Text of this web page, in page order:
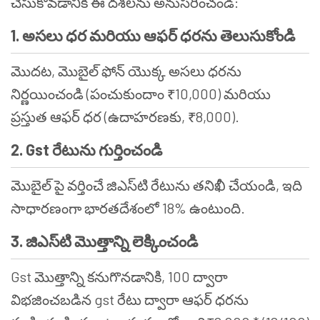
1. అసలు ధర మరియు ఆఫర్ ధరను తెలుసుకోండి
మొదట, మొబైల్ ఫోన్ యొక్క అసలు ధరను
నిర్ణయించండి (పంచుకుందాం ₹10,000) మరియు
ప్రస్తుత ఆఫర్ ధర (ఉదాహరణకు, ₹8,000).
2. Gst రేటును గుర్తించండి
మొబైల్ పై వర్తించే జిఎస్‌టి రేటును తనిఖీ చేయండి, ఇది
సాధారణంగా భారతదేశంలో 18% ఉంటుంది.
3. జిఎస్‌టి మొత్తాన్ని లెక్కించండి
Gst మొత్తాన్ని కనుగొనడానికి, 100 ద్వారా
విభజించబడిన gst రేటు ద్వారా ఆఫర్ ధరను